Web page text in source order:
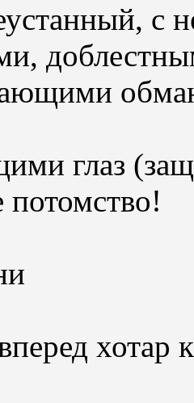
с
глаз
хотар